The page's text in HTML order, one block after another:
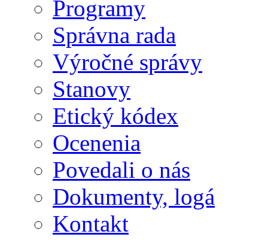
Programy
Správna rada
Výročné správy
Stanovy
Etický kódex
Ocenenia
Povedali o nás
Dokumenty, logá
Kontakt